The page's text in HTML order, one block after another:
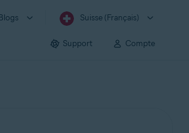
Suisse (Français)
Support Compte